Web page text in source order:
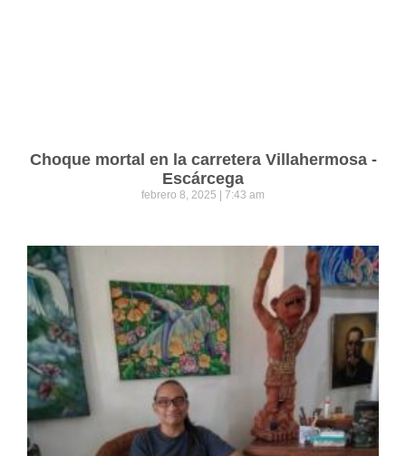
Choque mortal en la carretera Villahermosa -
Escárcega
febrero 8, 2025 7:43 am